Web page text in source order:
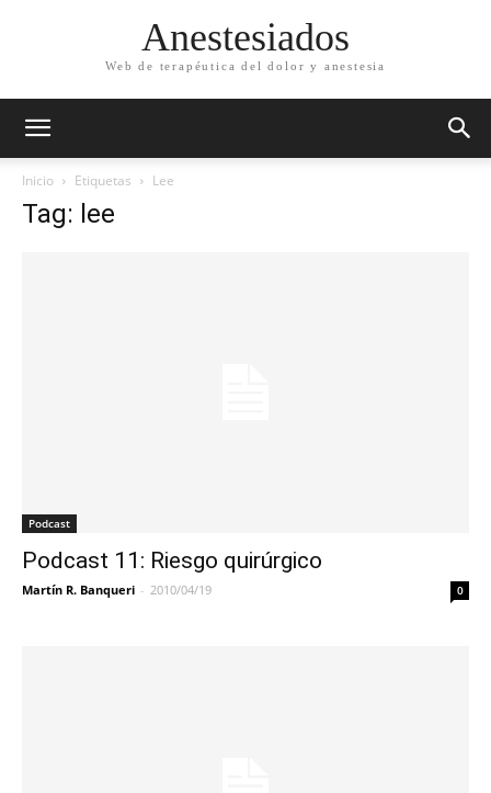
Anestesiados
Web de terapéutica del dolor y anestesia
Inicio Etiquetas Lee
Tag: lee
Podcast
Podcast 11: Riesgo quirúrgico
Martín R. Banqueri - 2010/04/19 0